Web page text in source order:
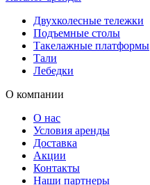
Двухколесные тележки
Подъемные столы
Такелажные платформы
Тали
Лебедки
О компании
О нас
Условия аренды
Доставка
Акции
Контакты
Наши партнеры